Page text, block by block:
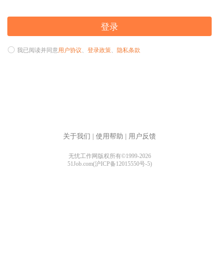
登录
我已阅读并同意用户协议、 登录政策、 隐私条款
关于我们 使用帮助 用户反馈
无忧工作网版权所有©1999-2026
51Job.com(沪ICP备12015550号-5)